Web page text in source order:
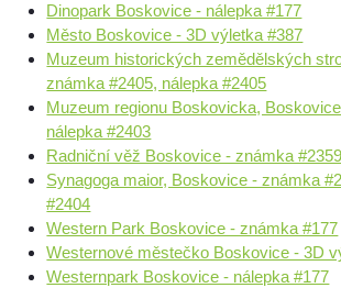
Dinopark Boskovice - nálepka #177
Město Boskovice - 3D výletka #387
Muzeum historických zemědělských
známka #2405, nálepka #2405
Muzeum regionu Boskovicka,
nálepka #2403
Radniční věž Boskovice - známka
Synagoga maior, Boskovice - známka
#2404
Western Park Boskovice - známka #177
Westernové městečko Boskovice - 3D
Westernpark Boskovice - nálepka #177